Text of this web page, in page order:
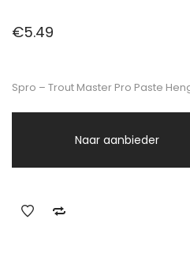
€5.49
Spro – Trout Master Pro Paste
Naar aanbieder